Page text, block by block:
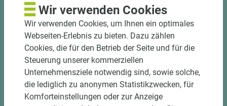
DOWNLOADS
PASSENDES ZUBEHÖR
Wir verwenden Cookies
Wir verwenden Cookies, um Ihnen ein optimales
Webseiten-Erlebnis zu bieten. Dazu zählen
Cookies, die für den Betrieb der Seite und für die
Steuerung unserer kommerziellen
Unternehmensziele notwendig sind, sowie solche,
die lediglich zu anonymen Statistikzwecken, für
Komforteinstellungen oder zur Anzeige